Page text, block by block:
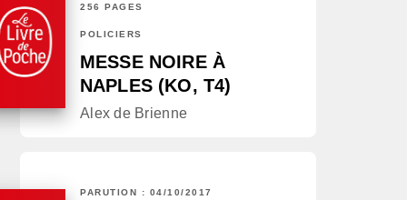
256 PAGES
POLICIERS
MESSE NOIRE À
NAPLES (KO, T4)
Alex de Brienne
PARUTION : 04/10/2017